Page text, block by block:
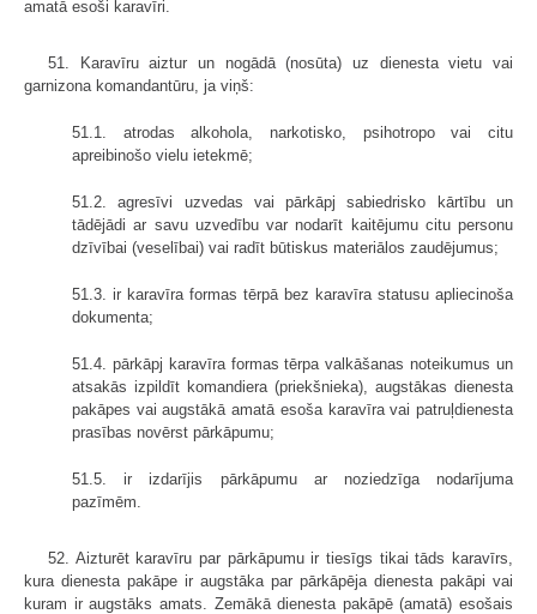
amatā esoši karavīri.
51. Karavīru aiztur un nogādā (nosūta) uz dienesta vietu vai
garnizona komandantūru, ja viņš:
51.1. atrodas alkohola, narkotisko, psihotropo vai citu
apreibinošo vielu ietekmē;
51.2. agresīvi uzvedas vai pārkāpj sabiedrisko kārtību un
tādējādi ar savu uzvedību var nodarīt kaitējumu citu personu
dzīvībai (veselībai) vai radīt būtiskus materiālos zaudējumus;
51.3. ir karavīra formas tērpā bez karavīra statusu apliecinoša
dokumenta;
51.4. pārkāpj karavīra formas tērpa valkāšanas noteikumus un
atsakās izpildīt komandiera (priekšnieka), augstākas dienesta
pakāpes vai augstākā amatā esoša karavīra vai patruļdienesta
prasības novērst pārkāpumu;
51.5. ir izdarījis pārkāpumu ar noziedzīga nodarījuma
pazīmēm.
52. Aizturēt karavīru par pārkāpumu ir tiesīgs tikai tāds karavīrs,
kura dienesta pakāpe ir augstāka par pārkāpēja dienesta pakāpi vai
kuram ir augstāks amats. Zemākā dienesta pakāpē (amatā) esošais